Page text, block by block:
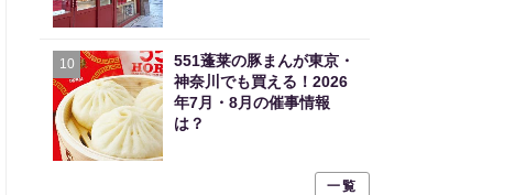
10
551蓬莱の豚まんが東京・
神奈川でも買える！2026
年7月・8月の催事情報
は？
一覧